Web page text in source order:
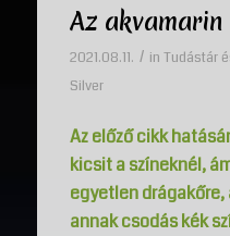
Az akvamarin
2021.08.11. / in Tudástár
Silver
Az előző cikk
kicsit a színeknél,
egyetlen drágakőre,
annak csodás kék